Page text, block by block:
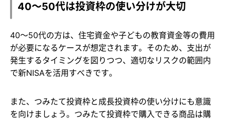
40～50代は投資枠の使い分けが大切
40～50代の方は、住宅資金や子どもの教育資金等の費用
が必要になるケースが想定されます。そのため、支出が
発生するタイミングを図りつつ、適切なリスクの範囲内
で新NISAを活用すべきです。
また、つみたて投資枠と成長投資枠の使い分けにも意識
を向けましょう。つみたて投資枠で購入できる商品は購